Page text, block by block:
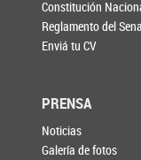
Constitución
Reglamento del
Enviá tu CV
PRENSA
Noticias
Galería de fotos